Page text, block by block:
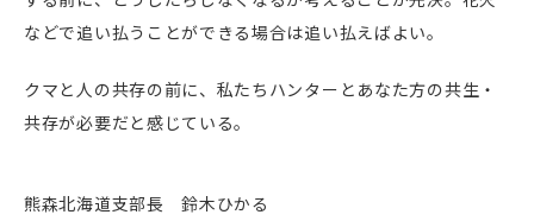
などで追い払うことができる場合は追い払えばよい。
クマと人の共存の前に、私たちハンターとあなた方の共生・
共存が必要だと感じている。
熊森北海道支部長 鈴木ひかる